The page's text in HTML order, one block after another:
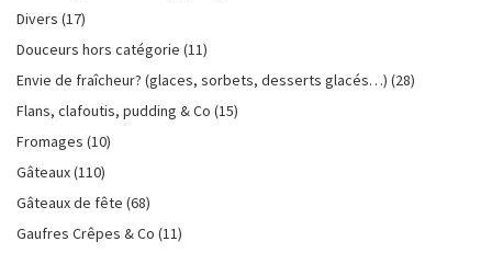
Divers (17)
Douceurs hors catégorie (11)
Envie de fraîcheur? (glaces, sorbets, desserts glacés…) (28)
Flans, clafoutis, pudding & Co (15)
Fromages (10)
Gâteaux(110)
Gâteaux de fête (68)
Gaufres Crêpes & Co (11)